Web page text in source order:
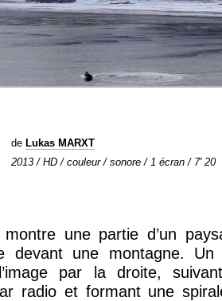
de Lukas MARXT
2013 / HD / couleur / sonore / 1 écran / 7' 20
une partie d’un
devant une montagne.
par la droite,
radio et formant une